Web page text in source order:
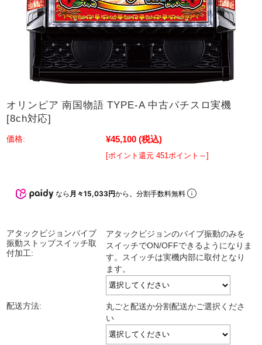
オリンピア 南国物語 TYPE-A 中古パチスロ実機
[8ch対応]
価格: ¥45,100 (税込)
[ポイント還元 451ポイント～]
なら 月々15,033円から。分割手数料無料
アタックビジョンバイブ
振動ストップスイッチ取
付加工:
アタックビジョンのバイブ振動のみを
スイッチでON/OFFできるようになりま
す。スイッチは実機内部に取付となり
ます。
配送方法:
丸ごと配送か分割配送かご選択くださ
い